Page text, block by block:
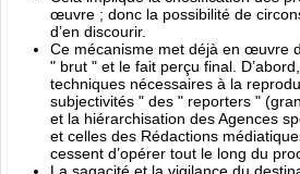
œuvre ; donc la possibilité de
d’en discourir.
Ce mécanisme met déjà en œuvre
" brut " et le fait perçu final.
techniques nécessaires à la
subjectivités " des " reporters "
et la hiérarchisation des Agences
et celles des Rédactions
cessent d’opérer tout le long du
La sagacité et la vigilance du